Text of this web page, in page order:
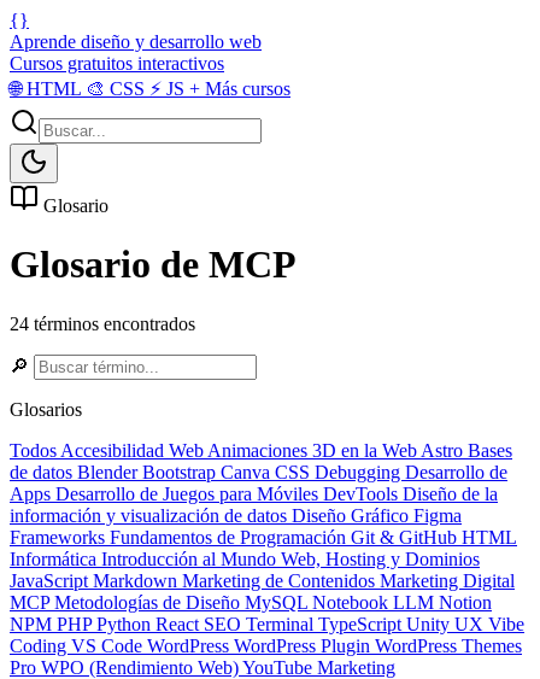
{}
Aprende diseño y desarrollo web
Cursos gratuitos interactivos
🌐HTML 🎨 CSS ⚡ JS + Más cursos
Glosario
Glosario de MCP
24 términos encontrados
🔎
Glosarios
Todos Accesibilidad Web Animaciones 3D en la Web Astro Bases
de datos BlenderBootstrap Canva CSS Debugging Desarrollo de
Apps Desarrollo de Juegos para Móviles DevTools Diseño de la
información y visualización de datos Diseño Gráfico Figma
Frameworks Fundamentos de Programación Git & GitHub HTML
Informática Introducción al Mundo Web, Hosting y Dominios
JavaScript Markdown Marketing de Contenidos Marketing Digital
MCPMetodologías de Diseño MySQL Notebook LLM Notion
NPM PHPPython React SEO Terminal TypeScript Unity UX Vibe
Coding VS Code WordPress WordPress Plugin WordPress Themes
Pro WPO (Rendimiento Web)YouTube Marketing